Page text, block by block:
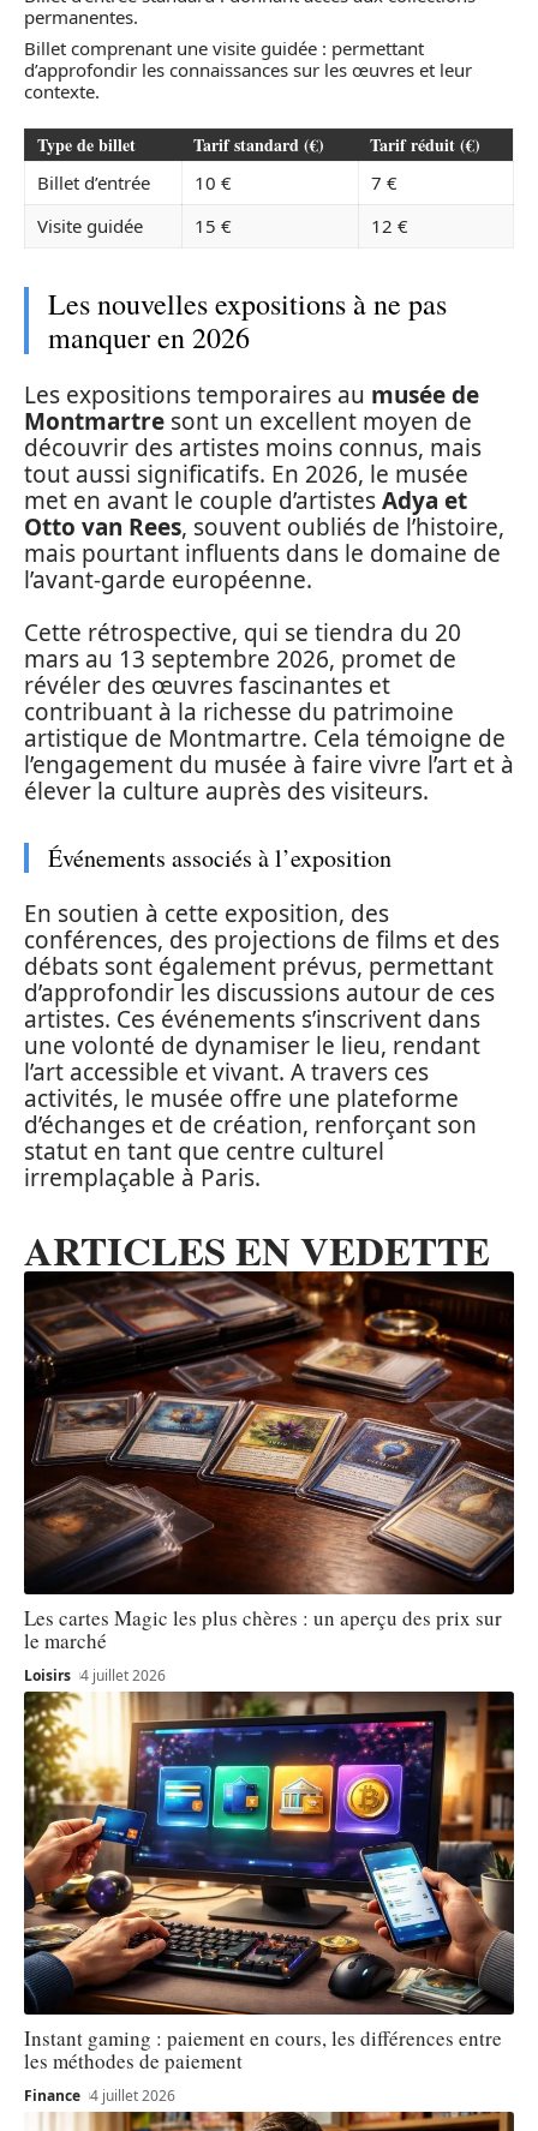
permanentes.
Billet comprenant une visite guidée : permettant
d’approfondir les connaissances sur les œuvres et leur
contexte.
Type de billet Tarif standard (€) Tarif réduit (€)
Billet d’entrée 10 €
7 €
Visite guidée
15 € 12 €
Les nouvelles expositions à ne pas
manquer en 2026
Les expositions temporaires au musée de
Montmartre sont un excellent moyen de
découvrir des artistes moins connus, mais
tout aussi significatifs. En 2026, le musée
met en avant le couple d’artistesAdya et
Otto van Rees, souvent oubliés de l’histoire,
mais pourtant influents dans le domaine de
l’avant-garde européenne.
Cette rétrospective, qui se tiendra du 20
mars au 13 septembre 2026, promet de
révéler des œuvres fascinantes et
contribuant à la richesse du patrimoine
artistique de Montmartre. Cela témoigne de
l’engagement du musée à faire vivre l’art et à
élever la culture auprès des visiteurs.
Événements associés à l’exposition
En soutien à cette exposition, des
conférences, des projections de films et des
débats sont également prévus, permettant
d’approfondir les discussions autour de ces
artistes. Ces événements s’inscrivent dans
une volonté de dynamiser le lieu, rendant
l’art accessible et vivant. A travers ces
activités, le musée offre une plateforme
d’échanges et de création, renforçant son
statut en tant que centre culturel
irremplaçable à Paris.
ARTICLES EN VEDETTE
Les cartes Magic les plus chères : un aperçu des prix sur
le marché
Loisirs 4 juillet 2026
Instant gaming : paiement en cours, les différences entre
les méthodes de paiement
Finance 4 juillet 2026